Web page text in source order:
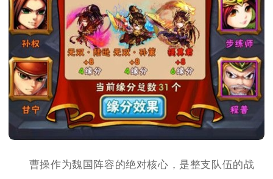
曹操作为魏国阵容的绝对核心，是整支队伍的战